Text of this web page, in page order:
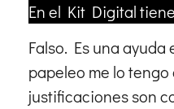
En el Kit Digital
Falso. Es una ayuda
papeleo me lo
justificaciones son